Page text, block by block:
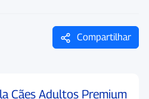
Compartilhar
Cães Adultos Premium